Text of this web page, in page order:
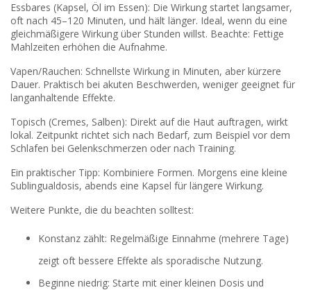
Essbares (Kapsel, Öl im Essen): Die Wirkung startet langsamer,
oft nach 45–120 Minuten, und hält länger. Ideal, wenn du eine
gleichmäßigere Wirkung über Stunden willst. Beachte: Fettige
Mahlzeiten erhöhen die Aufnahme.
Vapen/Rauchen: Schnellste Wirkung in Minuten, aber kürzere
Dauer. Praktisch bei akuten Beschwerden, weniger geeignet für
langanhaltende Effekte.
Topisch (Cremes, Salben): Direkt auf die Haut auftragen, wirkt
lokal. Zeitpunkt richtet sich nach Bedarf, zum Beispiel vor dem
Schlafen bei Gelenkschmerzen oder nach Training.
Ein praktischer Tipp: Kombiniere Formen. Morgens eine kleine
Sublingualdosis, abends eine Kapsel für längere Wirkung.
Weitere Punkte, die du beachten solltest:
Konstanz zählt: Regelmäßige Einnahme (mehrere Tage)
zeigt oft bessere Effekte als sporadische Nutzung.
Beginne niedrig: Starte mit einer kleinen Dosis und